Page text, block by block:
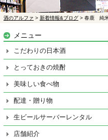
酒のアルファ > 新着情報&ブログ > 春鹿 純
メニュー
こだわりの日本酒
とっておきの焼酎
美味しい食べ物
配達・贈り物
生ビールサーバーレンタル
店舗紹介